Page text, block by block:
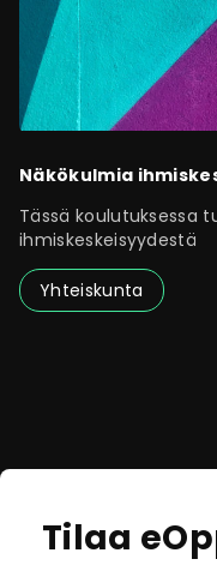
Näkökulmia
Tässä koulutuksessa
ihmiskeskeisyydestä
Yhteiskunta
Tilaa